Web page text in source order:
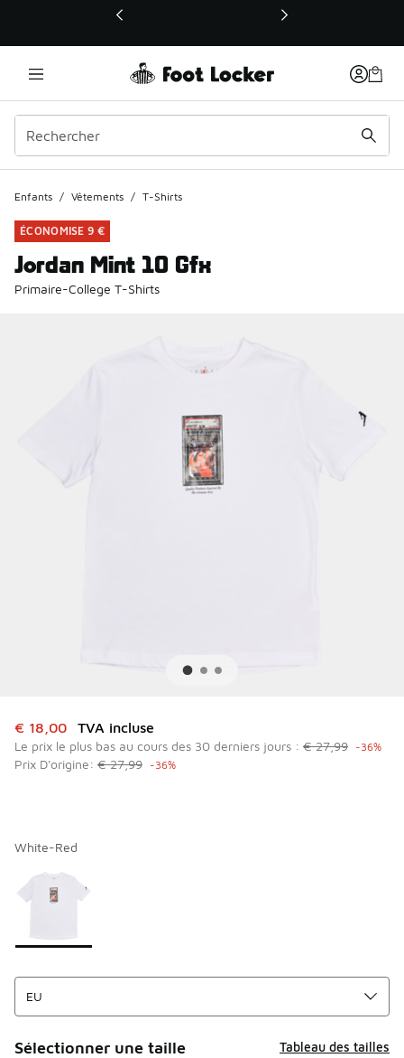
Ce lien ouvrira une nouvelle fenêtre
Enfants / Vêtements / T-Shirts
ÉCONOMISE 9 €
Jordan Mint 10 Gfx
Primaire-College T-Shirts
Cet article est en promotion. Prix en baisse de à € 18,00
€ 18,00 TVA incluse
Le prix le plus bas au cours des 30 derniers jours : € 27,99 -36%
Prix D'origine: € 27,99 -36%
White-Red
Page 1 sur 1 affichant 1 à 1 des 1 couleurs.
Merci de sélectionner un style
Sélectionner une taille Tableau des tailles